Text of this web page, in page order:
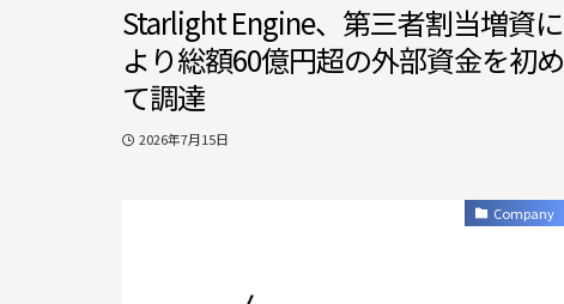
Starlight Engine、第三者割当増資に
より総額60億円超の外部資金を初め
て調達
2026年7月15日
Company